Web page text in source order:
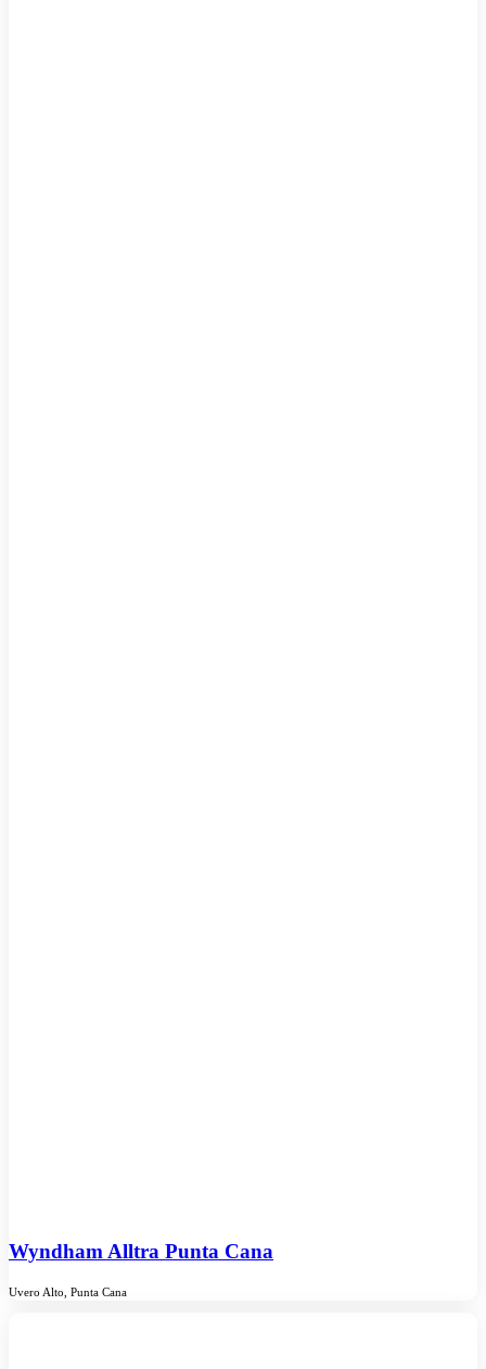
Wyndham Alltra Punta Cana
Uvero Alto, Punta Cana